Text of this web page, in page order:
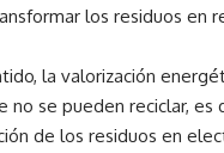
los residuos en
la valorización
no se pueden reciclar, es
de los residuos en